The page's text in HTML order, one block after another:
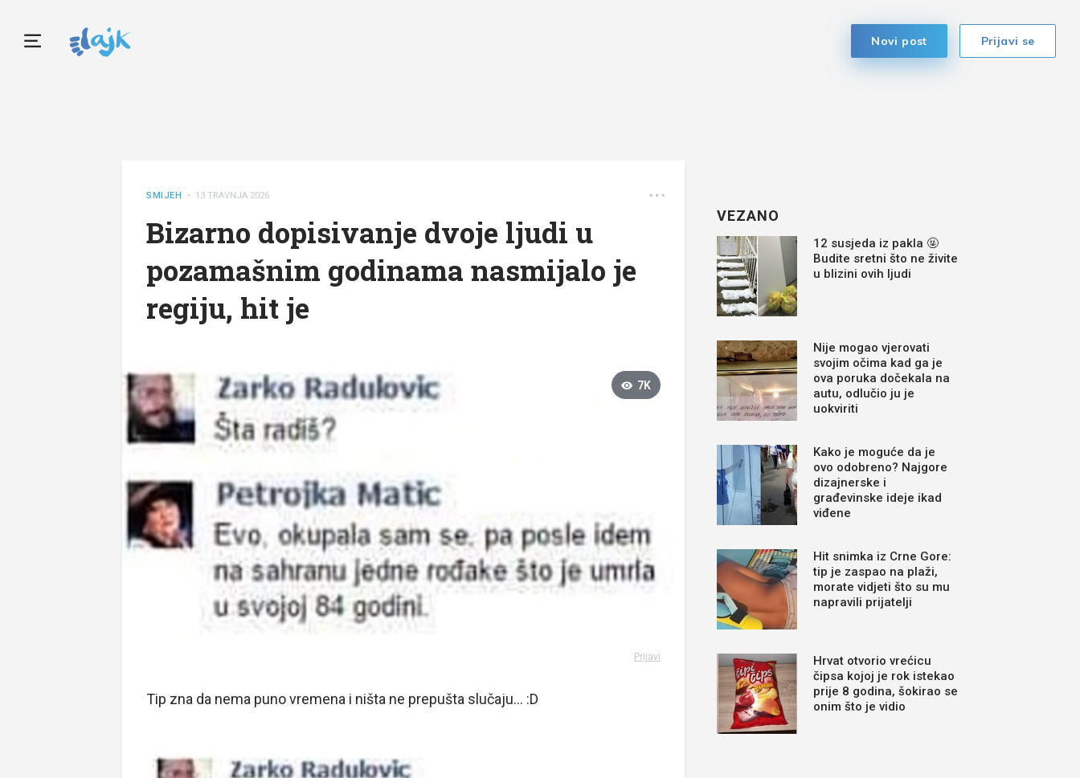
Prijavi se
Novi post
SMIJEH • 13 TRAVNJA 2026
Bizarno dopisivanje dvoje ljudi u
pozamašnim godinama nasmijalo je
regiju, hit je
7K
Prijavi
Tip zna da nema puno vremena i ništa ne prepušta slučaju... :D
VEZANO
12 susjeda iz pakla 🤬
Budite sretni što ne živite
u blizini ovih ljudi
Nije mogao vjerovati
svojim očima kad ga je
ova poruka dočekala na
autu, odlučio ju je
uokviriti
Kako je moguće da je
ovo odobreno? Najgore
dizajnerske i
građevinske ideje ikad
viđene
Hit snimka iz Crne Gore:
tip je zaspao na plaži,
morate vidjeti što su mu
napravili prijatelji
Hrvat otvorio vrećicu
čipsa kojoj je rok istekao
prije 8 godina, šokirao se
onim što je vidio